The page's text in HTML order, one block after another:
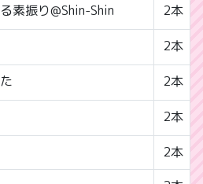
素振り@Shin-Shin 2本
2本
2本
2本
2本